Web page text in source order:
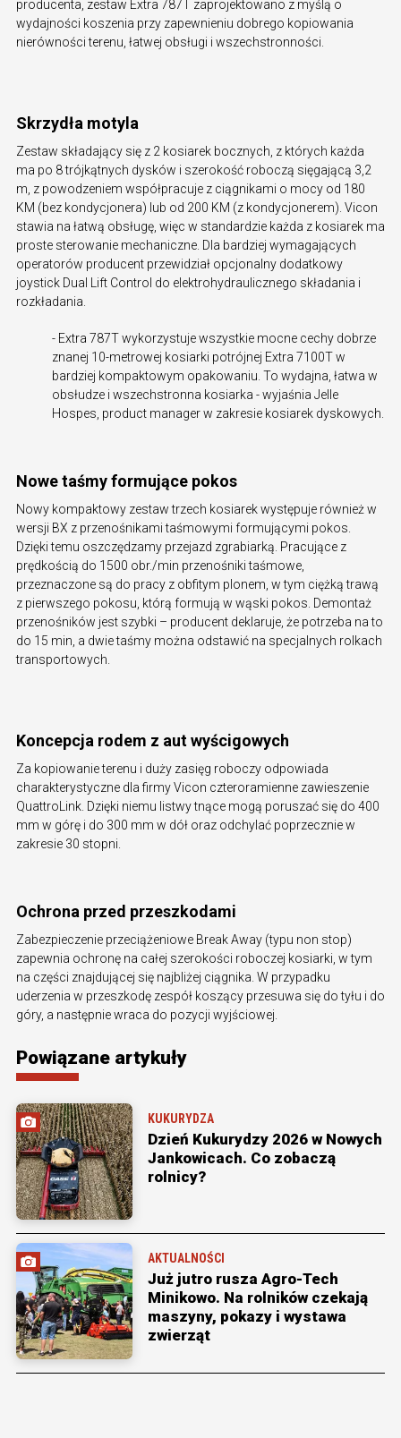
producenta, zestaw Extra 787T zaprojektowano z myślą o
wydajności koszenia przy zapewnieniu dobrego kopiowania
nierówności terenu, łatwej obsługi i wszechstronności.
Skrzydła motyla
Zestaw składający się z 2 kosiarek bocznych, z których każda
ma po 8 trójkątnych dysków i szerokość roboczą sięgającą 3,2
m, z powodzeniem współpracuje z ciągnikami o mocy od 180
KM (bez kondycjonera) lub od 200 KM (z kondycjonerem). Vicon
stawia na łatwą obsługę, więc w standardzie każda z kosiarek ma
proste sterowanie mechaniczne. Dla bardziej wymagających
operatorów producent przewidział opcjonalny dodatkowy
joystick Dual Lift Control do elektrohydraulicznego składania i
rozkładania.
- Extra 787T wykorzystuje wszystkie mocne cechy dobrze
znanej 10-metrowej kosiarki potrójnej Extra 7100T w
bardziej kompaktowym opakowaniu. To wydajna, łatwa w
obsłudze i wszechstronna kosiarka - wyjaśnia Jelle
Hospes, product manager w zakresie kosiarek dyskowych.
Nowe taśmy formujące pokos
Nowy kompaktowy zestaw trzech kosiarek występuje również w
wersji BX z przenośnikami taśmowymi formującymi pokos.
Dzięki temu oszczędzamy przejazd zgrabiarką. Pracujące z
prędkością do 1500 obr./min przenośniki taśmowe,
przeznaczone są do pracy z obfitym plonem, w tym ciężką trawą
z pierwszego pokosu, którą formują w wąski pokos. Demontaż
przenośników jest szybki – producent deklaruje, że potrzeba na to
do 15 min, a dwie taśmy można odstawić na specjalnych rolkach
transportowych.
Koncepcja rodem z aut wyścigowych
Za kopiowanie terenu i duży zasięg roboczy odpowiada
charakterystyczne dla firmy Vicon czteroramienne zawieszenie
QuattroLink. Dzięki niemu listwy tnące mogą poruszać się do 400
mm w górę i do 300 mm w dół oraz odchylać poprzecznie w
zakresie 30 stopni.
Ochrona przed przeszkodami
Zabezpieczenie przeciążeniowe Break Away (typu non stop)
zapewnia ochronę na całej szerokości roboczej kosiarki, w tym
na części znajdującej się najbliżej ciągnika. W przypadku
uderzenia w przeszkodę zespół koszący przesuwa się do tyłu i do
góry, a następnie wraca do pozycji wyjściowej.
Powiązane artykuły
KUKURYDZA
Dzień Kukurydzy 2026 w Nowych
Jankowicach. Co zobaczą
rolnicy?
AKTUALNOŚCI
Już jutro rusza Agro-Tech
Minikowo. Na rolników czekają
maszyny, pokazy i wystawa
zwierząt